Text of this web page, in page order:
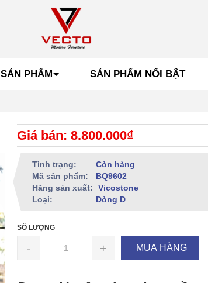
SẢN PHẨM SẢN PHẨM NỔI BẬT
Giá bán: 8.800.000₫
Tình trạng:
Còn hàng
Mã sản phẩm:
BQ9602
Hãng sản xuất:
Vicostone
Loại:
Dòng D
SỐ LƯỢNG
- + MUA HÀNG